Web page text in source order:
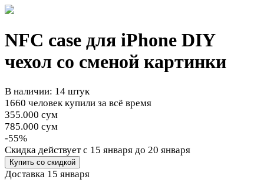
NFC case для iPhone DIY
чехол со сменой картинки
В наличии: 14 штук
1660 человек купили за всё время
355.000 сум
785.000 сум
-55%
Cкидка действуетс 15 января до 20 января
Купить со скидкой
Доставка 15 января